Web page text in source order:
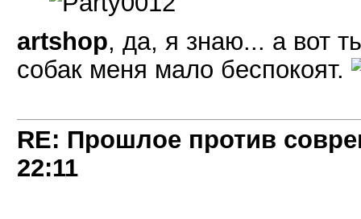
artshop, да, я знаю... а вот
собак меня мало беспокоят.
RE: Прошлое против
22:11